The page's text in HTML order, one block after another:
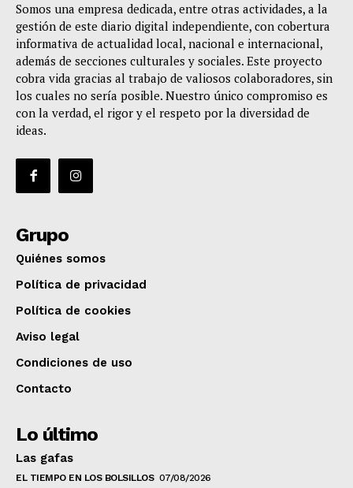
Somos una empresa dedicada, entre otras actividades, a la
gestión de este diario digital independiente, con cobertura
informativa de actualidad local, nacional e internacional,
además de secciones culturales y sociales. Este proyecto
cobra vida gracias al trabajo de valiosos colaboradores, sin
los cuales no sería posible. Nuestro único compromiso es
con la verdad, el rigor y el respeto por la diversidad de
ideas.
Grupo
Quiénes somos
Política de privacidad
Política de cookies
Aviso legal
Condiciones de uso
Contacto
Lo último
Las gafas
EL TIEMPO EN LOS BOLSILLOS 07/08/2026